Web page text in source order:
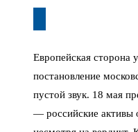
Европейская сторона
постановление
пустой звук. 18 мая
— российские активы